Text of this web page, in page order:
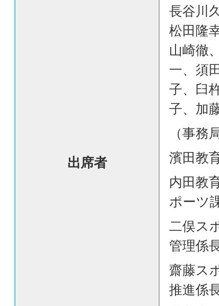
出席者
長谷川
松田隆
山崎徹
一、須
子、臼
子、加
（事務
濱田教
内田教
ポーツ
二俣ス
管理係
齋藤ス
推進係